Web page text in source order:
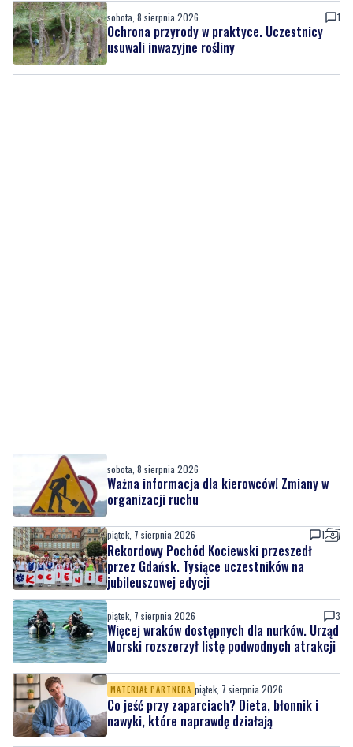
sobota, 8 sierpnia 2026 1
Ochrona przyrody w praktyce. Uczestnicy
usuwali inwazyjne rośliny
sobota, 8 sierpnia 2026
Ważna informacja dla kierowców! Zmiany w
organizacji ruchu
piątek, 7 sierpnia 2026 1
Rekordowy Pochód Kociewski przeszedł
przez Gdańsk. Tysiące uczestników na
jubileuszowej edycji
piątek, 7 sierpnia 2026 3
Więcej wraków dostępnych dla nurków. Urząd
Morski rozszerzył listę podwodnych atrakcji
MATERIAŁ PARTNERA piątek, 7 sierpnia 2026
Co jeść przy zaparciach? Dieta, błonnik i
nawyki, które naprawdę działają